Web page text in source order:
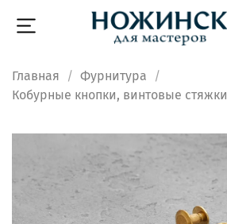
Главная
Фурнитура
Кобурные кнопки, винтовые стяжки